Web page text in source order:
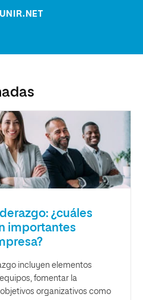
¿cuáles
importantes
incluyen elementos
fomentar la
organizativos como